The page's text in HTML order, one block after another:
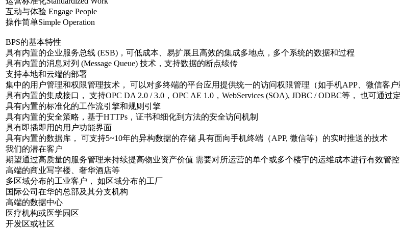
互动与体验 Engage People
操作简单Simple Operation
BPS的基本特性
具有内置的企业服务总线 (ESB)，可低成本、易扩展且高效的集成多地点，多个系统的数据和过程
具有内置的消息对列 (Message Queue) 技术，支持数据的断点续传
支持本地和云端的部署
集中的用户管理和权限管理技术， 可以对多终端的平台应用提供统一的访问权限管理（如手机APP、微信客户
具有内置的集成接口， 支持OPC DA 2.0 / 3.0，OPC AE 1.0，WebServices (SOA), JDBC / ODBC等， 也可通
具有内置的标准化的工作流引擎和规则引擎
具有内置的安全策略，基于HTTPs，证书和细化到方法的安全访问机制
具有即插即用的用户功能界面
具有内置的数据库， 可支持5~10年的异构数据的存储 具有面向手机终端（APP, 微信等）的实时推送的技术
我们的潜在客户
期望通过高质量的服务管理来持续提高物业资产价值 需要对所运营的单个或多个楼宇的运维成本进行有效管
高端的商业写字楼、奢华酒店等
多区域分布的工业客户， 如区域分布的工厂
国际公司在华的总部及其分支机构
高端的数据中心
医疗机构或医学园区
开发区或社区